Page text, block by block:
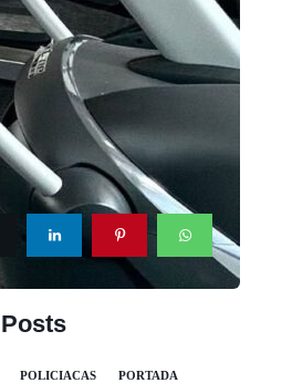
POLICIACAS PORTADA